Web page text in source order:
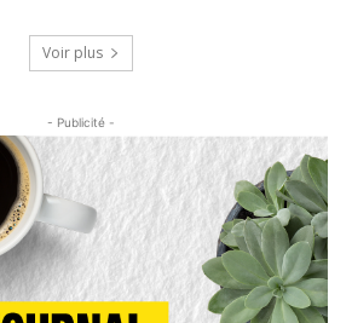
Voir plus
- Publicité -